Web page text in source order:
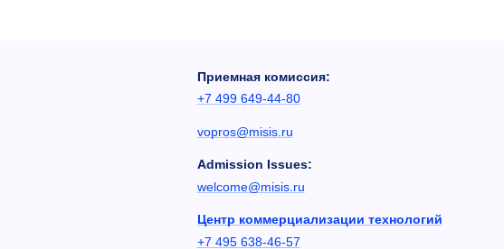
Приемная комиссия:
+7 499 649-44-80
vopros@misis.ru
Admission Issues:
welcome@misis.ru
Центр коммерциализации технологий
+7 495 638-46-57